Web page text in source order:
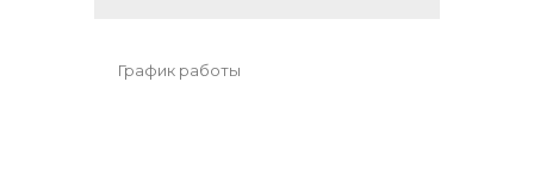
График работы